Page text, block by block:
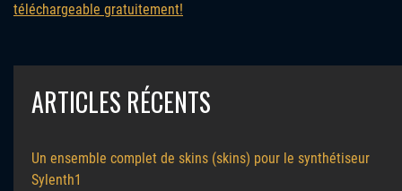
téléchargeable gratuitement!
ARTICLES RÉCENTS
Un ensemble complet de skins (skins) pour le synthétiseur
Sylenth1